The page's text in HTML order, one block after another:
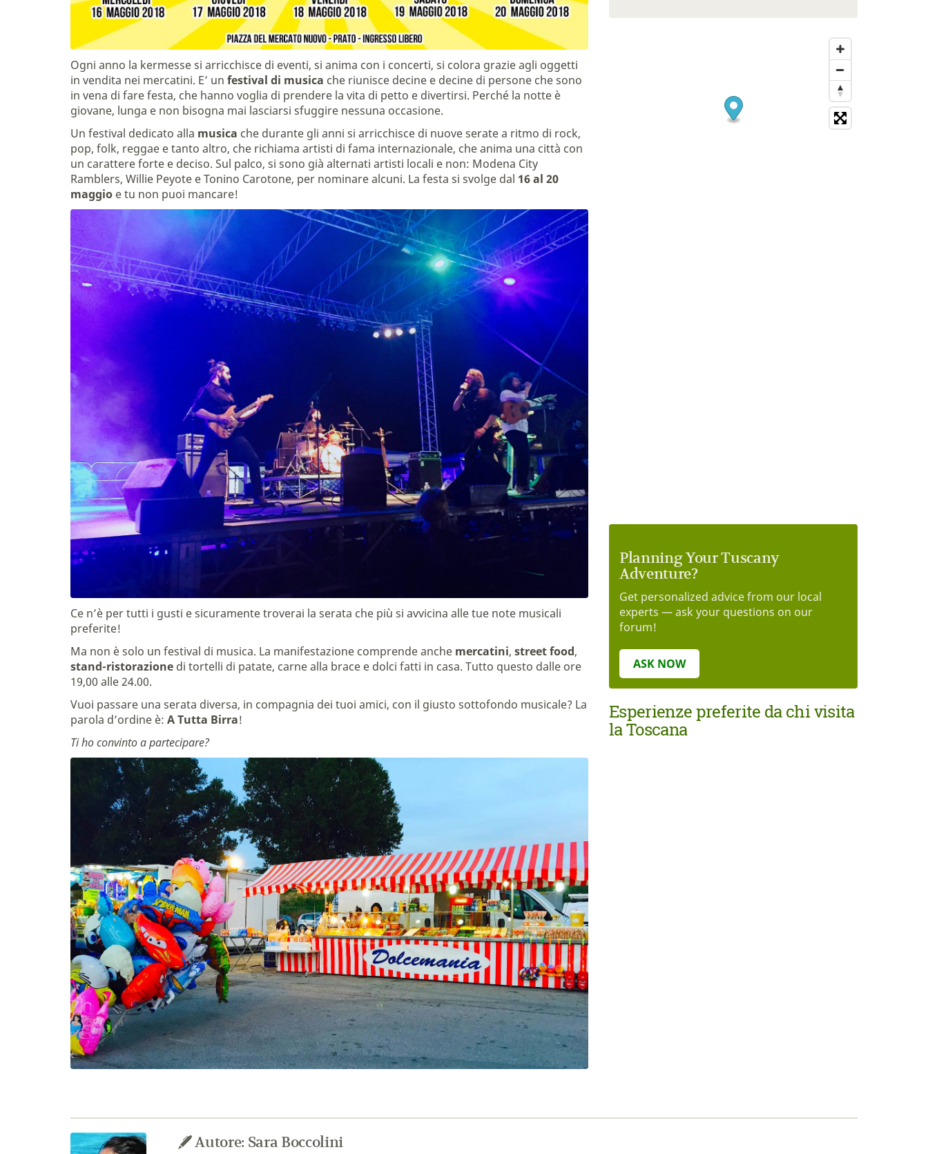
Ogni anno la kermesse si arricchisce di eventi, si anima con i concerti, si colora grazie agli oggetti
in vendita nei mercatini. E’ un festival di musica che riunisce decine e decine di persone che sono
in vena di fare festa, che hanno voglia di prendere la vita di petto e divertirsi. Perché la notte è
giovane, lunga e non bisogna mai lasciarsi sfuggire nessuna occasione.
Un festival dedicato alla musica che durante gli anni si arricchisce di nuove serate a ritmo di rock,
pop, folk, reggae e tanto altro, che richiama artisti di fama internazionale, che anima una città con
un carattere forte e deciso. Sul palco, si sono già alternati artisti locali e non: Modena City
Ramblers, Willie Peyote e Tonino Carotone, per nominare alcuni. La festa si svolge dal 16 al 20
maggio e tu non puoi mancare!
Ce n’è per tutti i gusti e sicuramente troverai la serata che più si avvicina alle tue note musicali
preferite!
Ma non è solo un festival di musica. La manifestazione comprende anche mercatini, street food,
stand-ristorazione di tortelli di patate, carne alla brace e dolci fatti in casa. Tutto questo dalle ore
19,00 alle 24.00.
Vuoi passare una serata diversa, in compagnia dei tuoi amici, con il giusto sottofondo musicale? La
parola d’ordine è: A Tutta Birra!
Ti ho convinto a partecipare?
Planning Your Tuscany
Adventure?
Get personalized advice from our local
experts — ask your questions on our
forum!
ASK NOW
Esperienze preferite da chi visita
la Toscana
Autore: Sara Boccolini